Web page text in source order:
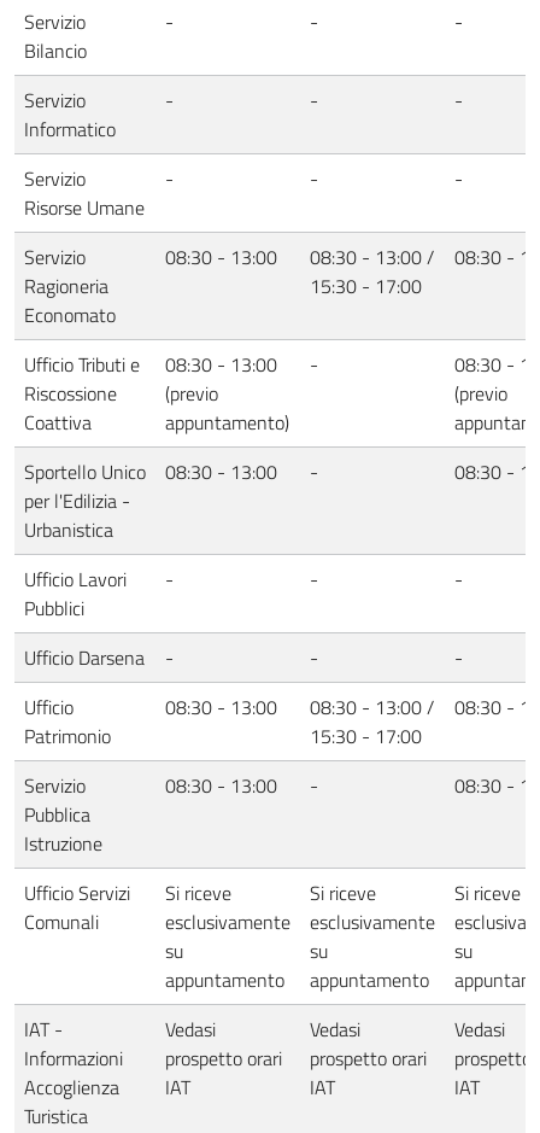
Servizio
Bilancio
- - -
Servizio
Informatico
- - -
Servizio
Risorse Umane
- - -
Servizio
Ragioneria
Economato
08:30 - 13:00
08:30 - 13:00 /
15:30 - 17:00
08:30 -
Ufficio Tributi e
Riscossione
Coattiva
08:30 - 13:00
(previo
appuntamento)
-
08:30 -
(previo
Sportello Unico
per l'Edilizia -
Urbanistica
08:30 - 13:00 - 08:30 -
Ufficio Lavori
Pubblici
- - -
Ufficio Darsena - -
-
Ufficio
Patrimonio
08:30 - 13:00
08:30 - 13:00 /
15:30 - 17:00
08:30 -
Servizio
Pubblica
Istruzione
08:30 - 13:00 - 08:30 -
Ufficio Servizi
Comunali
Si riceve
esclusivamente
su
appuntamento
Si riceve
esclusivamente
su
appuntamento
Si riceve
su
IAT -
Informazioni
Accoglienza
Turistica
Vedasi
prospetto orari
IAT
Vedasi
prospetto orari
IAT
Vedasi
prospetto
IAT